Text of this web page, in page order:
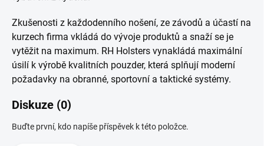
Zkušenosti z každodenního nošení, ze závodů a účastí na
kurzech firma vkládá do vývoje produktů a snaží se je
vytěžit na maximum. RH Holsters vynakládá maximální
úsilí k výrobě kvalitních pouzder, která splňují moderní
požadavky na obranné, sportovní a taktické systémy.
Diskuze (0)
Buďte první, kdo napíše příspěvek k této položce.